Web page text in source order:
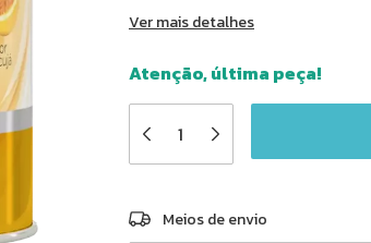
Ver mais detalhes
Atenção, última peça!
Entregas para o CEP:
Meios de envio